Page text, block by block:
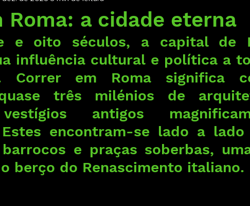
Roma: a cidade eterna
e oito séculos, a capital de
influência cultural e política a
Correr em Roma significa
três milénios de
antigos
Estes encontram-se lado a lado
e praças soberbas,
berço do Renascimento italiano.